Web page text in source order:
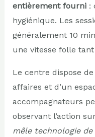
entièrement fourni:
hygiénique. Les
généralement 10
une vitesse folle
Le centre dispose
affaires et d’un
accompagnateurs
observant l’action
mêle technologie